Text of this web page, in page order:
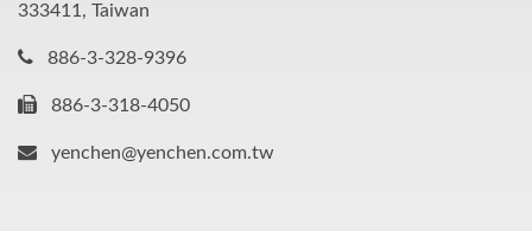
333411, Taiwan
886-3-328-9396
886-3-318-4050
yenchen@yenchen.com.tw